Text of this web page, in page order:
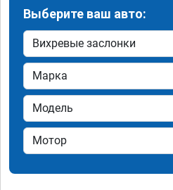
Выберите ваш авто: